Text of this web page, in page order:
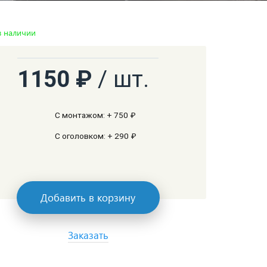
наличии
1150 ₽ / шт.
С монтажом: + 750 ₽
С оголовком: + 290 ₽
Добавить в корзину
Заказать